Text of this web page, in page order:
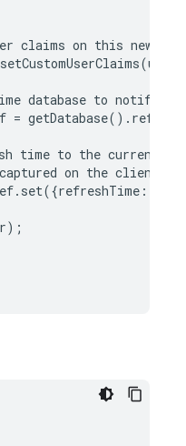
claims on this newly
setCustomUserClaims(user
database to notify
= getDatabase() . ref
time to the current
captured on the client
. set({refreshTime :
);